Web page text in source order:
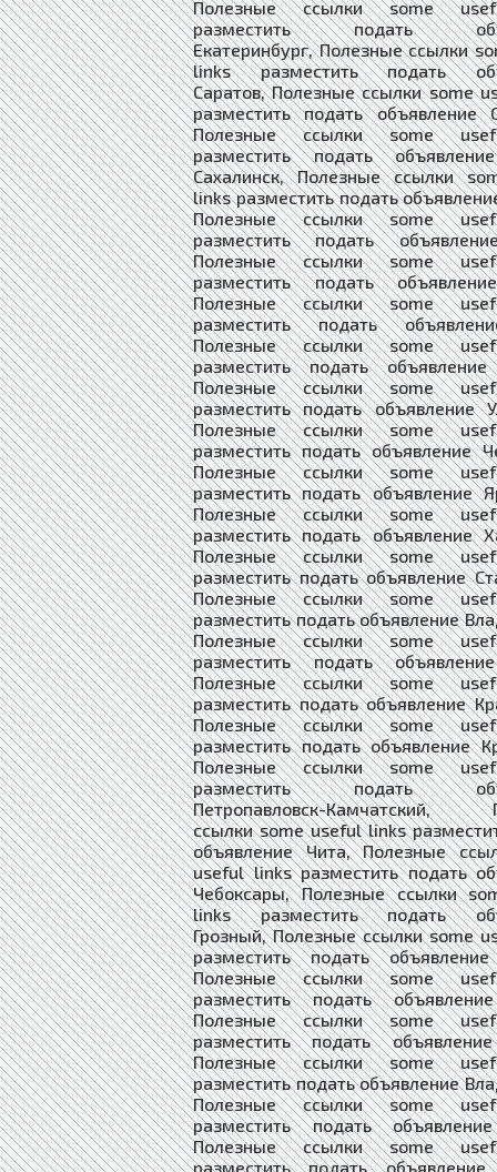
Полезные ссылки some
разместить подать
Екатеринбург, Полезные ссылки
links разместить подать
Саратов, Полезные ссылки some
разместить подать объявление
Полезные ссылки some
разместить подать
Сахалинск, Полезные ссылки
links разместить подать
Полезные ссылки some
разместить подать
Полезные ссылки some
разместить подать
Полезные ссылки some
разместить подать
Полезные ссылки some
разместить подать
Полезные ссылки some
разместить подать объявление
Полезные ссылки some
разместить подать объявление
Полезные ссылки some
разместить подать объявление
Полезные ссылки some
разместить подать объявление
Полезные ссылки some
разместить подать объявление
Полезные ссылки some
разместить подать объявление
Полезные ссылки some
разместить подать
Полезные ссылки some
разместить подать объявление
Полезные ссылки some
разместить подать объявление
Полезные ссылки some
разместить подать
Петропавловск-Камчатский,
ссылки some useful links
объявление Чита, Полезные
useful links разместить подать
Чебоксары, Полезные ссылки
links разместить подать
Грозный, Полезные ссылки some
разместить подать
Полезные ссылки some
разместить подать
Полезные ссылки some
разместить подать
Полезные ссылки some
разместить подать объявление
Полезные ссылки some
разместить подать
Полезные ссылки some
разместить подать объявление